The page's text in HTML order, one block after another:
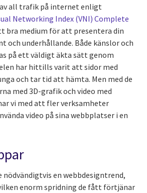
all trafik på internet enligt
Networking Index (VNI) Complete
bra medium för att presentera din
och underhållande. Både känslor och
på ett väldigt äkta sätt genom
har hittills varit att sidor med
och tar tid att hämta. Men med de
med 3D-grafik och video med
vi med att fler verksamheter
video på sina webbplatser i en
nödvändigtvis en webbdesigntrend,
enorm spridning de fått förtjänar